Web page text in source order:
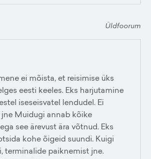
Üldfoorum
ei mõista, et reisimise üks
eesti keeles. Eks harjutamine
iseseisvatel lendudel. Ei
Muidugi annab kõike
see ärevust ära võtnud. Eks
kohe õigeid suundi. Kuigi
terminalide paiknemist jne.